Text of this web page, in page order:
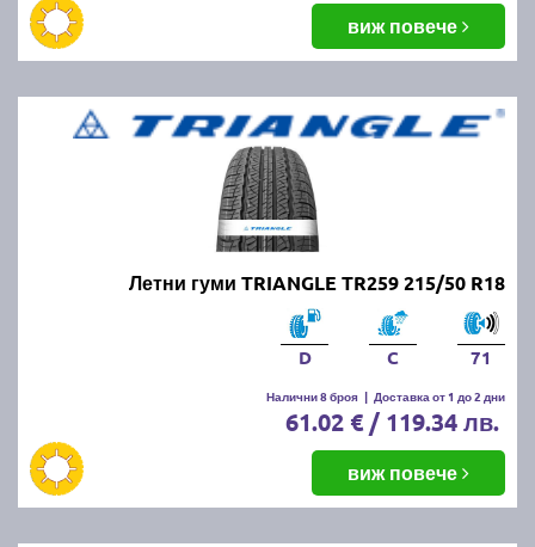
виж повече
Летни гуми TRIANGLE TR259 215/50 R18
D C 71
Налични 8 броя | Доставка от 1 до 2 дни
61.02 € / 119.34 лв.
виж повече